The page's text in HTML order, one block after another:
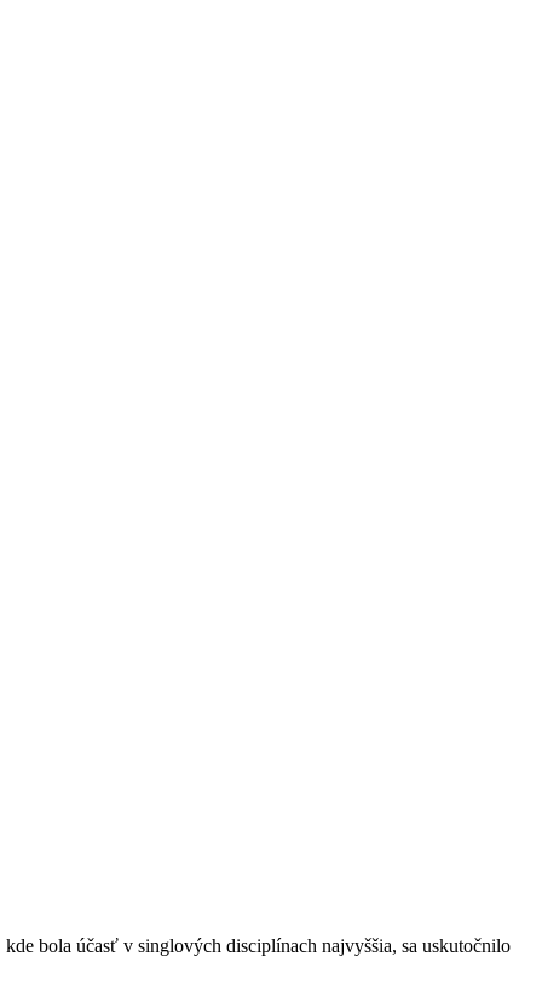
bola účasť v singlových disciplínach najvyššia, sa uskutočnilo